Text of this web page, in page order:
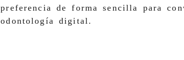
preferencia de forma sencilla para
odontología digital.